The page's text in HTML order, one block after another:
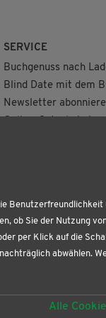
SERVICE
Buchgenuss nach
Blind Date mit dem
Newsletter
ob Sie der Nutzung
per Klick auf die
abwählen.
Alle